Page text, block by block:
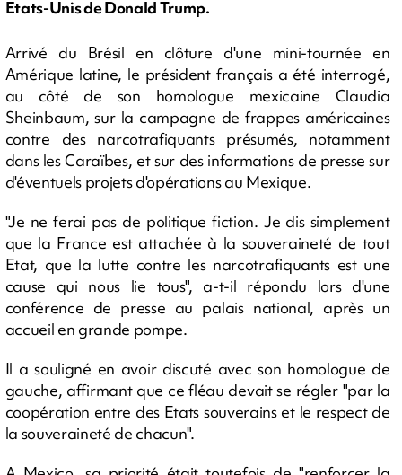
Etats-Unis de Donald Trump.
Arrivé du Brésil en clôture d'une mini-tournée en
Amérique latine, le président français a été interrogé,
au côté de son homologue mexicaine Claudia
Sheinbaum, sur la campagne de frappes américaines
contre des narcotrafiquants présumés, notamment
dans les Caraïbes, et sur des informations de presse sur
d'éventuels projets d'opérations au Mexique.
"Je ne ferai pas de politique fiction. Je dis simplement
que la France est attachée à la souveraineté de tout
Etat, que la lutte contre les narcotrafiquants est une
cause qui nous lie tous", a-t-il répondu lors d'une
conférence de presse au palais national, après un
accueil en grande pompe.
Il a souligné en avoir discuté avec son homologue de
gauche, affirmant que ce fléau devait se régler "par la
coopération entre des Etats souverains et le respect de
la souveraineté de chacun".